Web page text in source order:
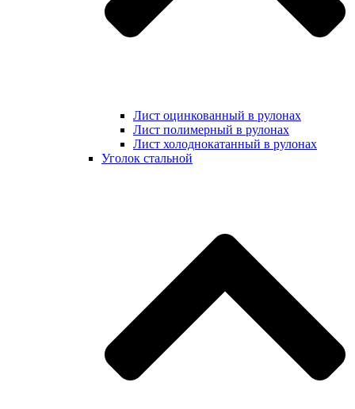
Лист оцинкованный в рулонах
Лист полимерный в рулонах
Лист холоднокатанный в рулонах
Уголок стальной